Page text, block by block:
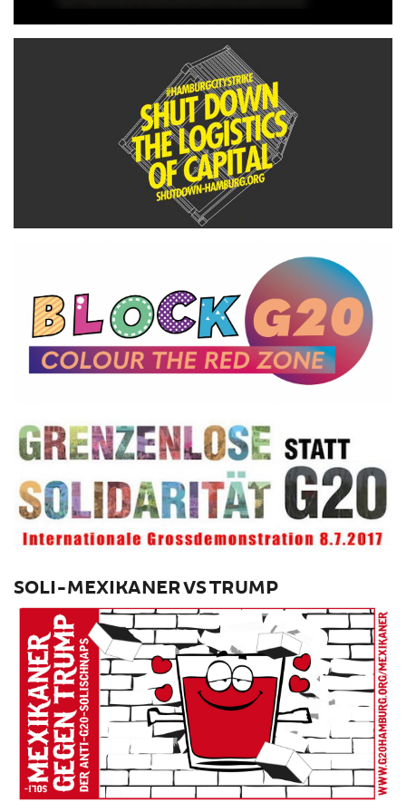
SOLI-MEXIKANER VS TRUMP